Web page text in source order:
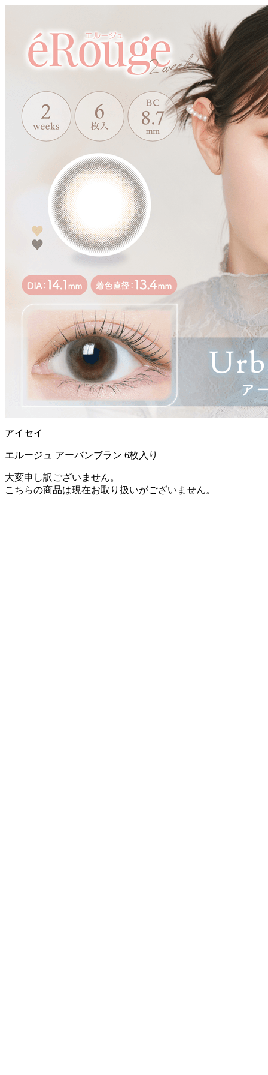
アイセイ
エルージュ アーバンブラン 6枚入り
大変申し訳ございません。
こちらの商品は現在お取り扱いがございません。